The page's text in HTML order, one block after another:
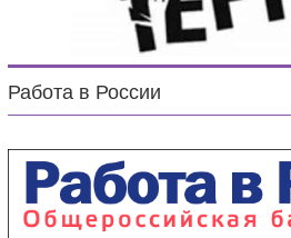
Работа в России